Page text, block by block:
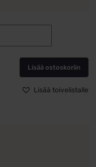
5mm
x
5mm
Bosie
Lisää ostoskoriin
Lisää toivelistalle